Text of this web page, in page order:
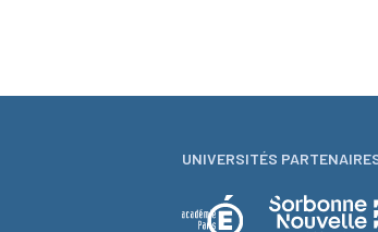
UNIVERSITÉS